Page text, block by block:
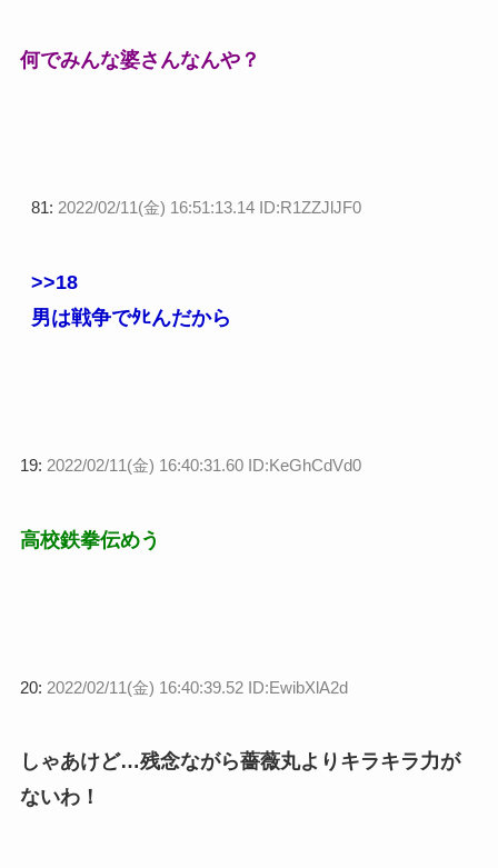
何でみんな婆さんなんや？
81: 2022/02/11(金) 16:51:13.14 ID:R1ZZJlJF0
>>18
男は戦争でﾀﾋんだから
19: 2022/02/11(金) 16:40:31.60 ID:KeGhCdVd0
高校鉄拳伝めう
20: 2022/02/11(金) 16:40:39.52 ID:EwibXlA2d
しゃあけど…残念ながら薔薇丸よりキラキラ力が
ないわ！